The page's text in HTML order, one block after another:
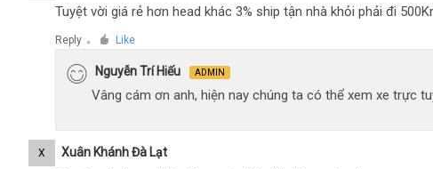
Tuyệt vời giá rẻ hơn head khác 3% ship tận nhà khỏi phải đi
Reply ● Like
Nguyễn Trí Hiếu ADMIN
Vâng cám ơn anh, hiện nay chúng ta có thể xem xe trực
X Xuân Khánh Đà Lạt